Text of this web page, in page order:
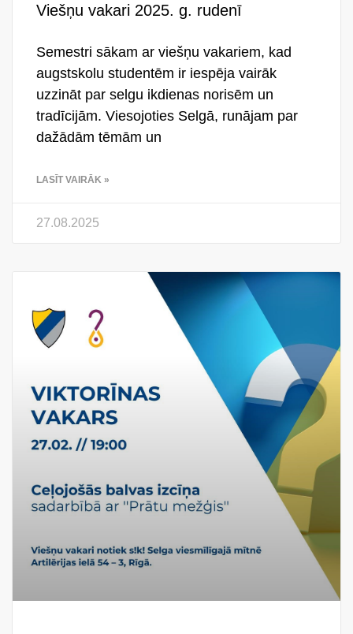
Viešņu vakari 2025. g. rudenī
Semestri sākam ar viešņu vakariem, kad
augstskolu studentēm ir iespēja vairāk
uzzināt par selgu ikdienas norisēm un
tradīcijām. Viesojoties Selgā, runājam par
dažādām tēmām un
LASĪT VAIRĀK »
27.08.2025